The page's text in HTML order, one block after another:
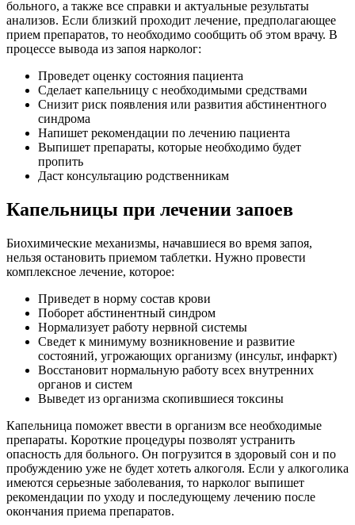
больного, а также все справки и актуальные результаты
анализов. Если близкий проходит лечение, предполагающее
прием препаратов, то необходимо сообщить об этом врачу. В
процессе вывода из запоя нарколог:
Проведет оценку состояния пациента
Сделает капельницу с необходимыми средствами
Снизит риск появления или развития абстинентного
синдрома
Напишет рекомендации по лечению пациента
Выпишет препараты, которые необходимо будет
пропить
Даст консультацию родственникам
Капельницы при лечении запоев
Биохимические механизмы, начавшиеся во время запоя,
нельзя остановить приемом таблетки. Нужно провести
комплексное лечение, которое:
Приведет в норму состав крови
Поборет абстинентный синдром
Нормализует работу нервной системы
Сведет к минимуму возникновение и развитие
состояний, угрожающих организму (инсульт, инфаркт)
Восстановит нормальную работу всех внутренних
органов и систем
Выведет из организма скопившиеся токсины
Капельница поможет ввести в организм все необходимые
препараты. Короткие процедуры позволят устранить
опасность для больного. Он погрузится в здоровый сон и по
пробуждению уже не будет хотеть алкоголя. Если у алкоголика
имеются серьезные заболевания, то нарколог выпишет
рекомендации по уходу и последующему лечению после
окончания приема препаратов.